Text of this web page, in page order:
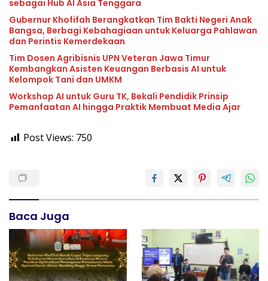
sebagai Hub AI Asia Tenggara
Gubernur Khofifah Berangkatkan Tim Bakti Negeri Anak
Bangsa, Berbagi Kebahagiaan untuk Keluarga Pahlawan
dan Perintis Kemerdekaan
Tim Dosen Agribisnis UPN Veteran Jawa Timur
Kembangkan Asisten Keuangan Berbasis AI untuk
Kelompok Tani dan UMKM
Workshop AI untuk Guru TK, Bekali Pendidik Prinsip
Pemanfaatan AI hingga Praktik Membuat Media Ajar
Post Views: 750
Baca Juga